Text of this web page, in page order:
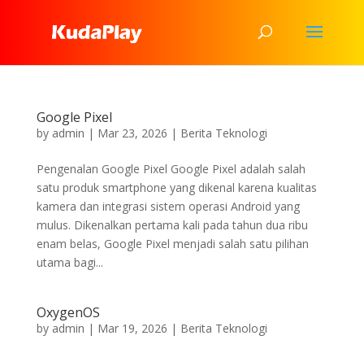
Google Pixel
by admin | Mar 23, 2026 | Berita Teknologi
Pengenalan Google Pixel Google Pixel adalah salah
satu produk smartphone yang dikenal karena kualitas
kamera dan integrasi sistem operasi Android yang
mulus. Dikenalkan pertama kali pada tahun dua ribu
enam belas, Google Pixel menjadi salah satu pilihan
utama bagi...
OxygenOS
by admin | Mar 19, 2026 | Berita Teknologi